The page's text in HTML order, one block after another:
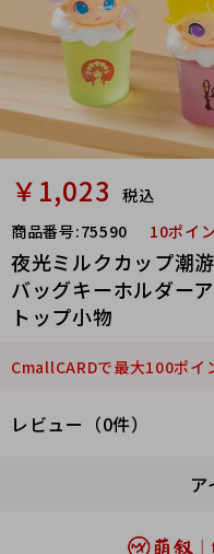
￥1,023
税込
商品番号:75590 10ポイ
夜光ミルクカップ潮
バッグキーホルダー
トップ小物
CmallCARDで最大100ポイ
レビュー（0件）